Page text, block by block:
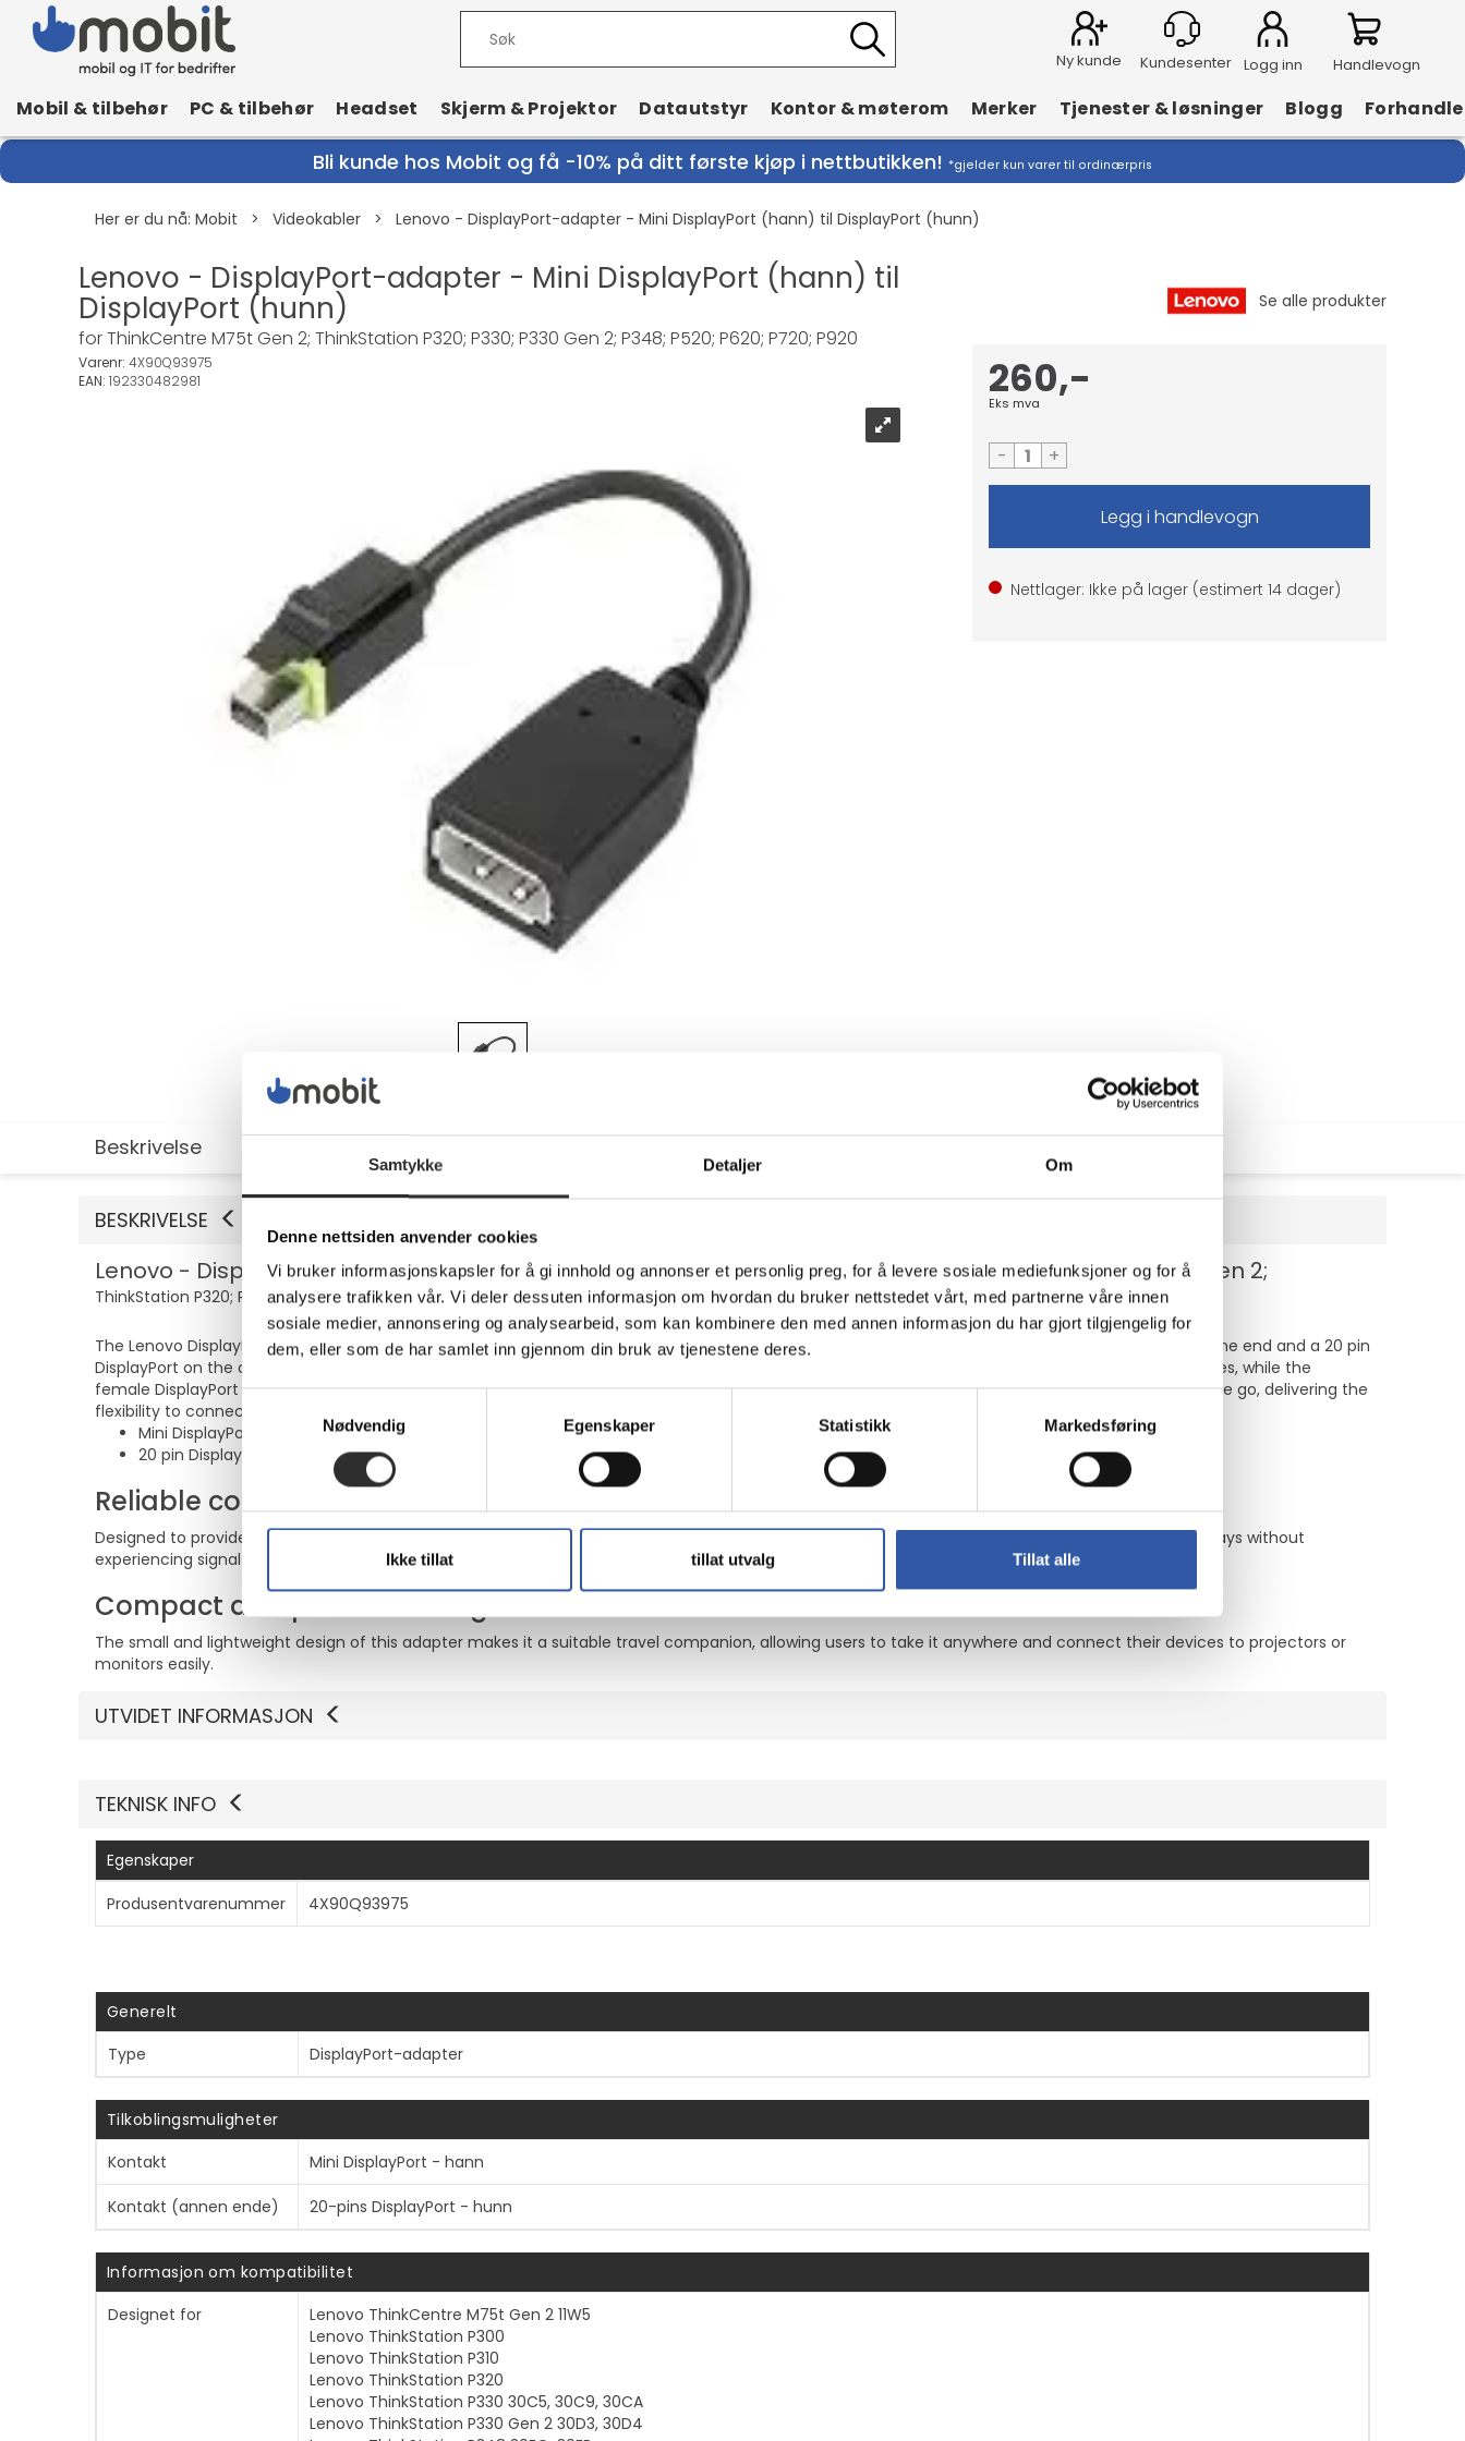
Samtykke Detaljer Om
Denne nettsiden anvender cookies
Vi bruker informasjonskapsler for å gi innhold og annonser et personlig preg, for å levere sosiale mediefunksjoner og for å
analysere trafikken vår. Vi deler dessuten informasjon om hvordan du bruker nettstedet vårt, med partnerne våre innen
sosiale medier, annonsering og analysearbeid, som kan kombinere den med annen informasjon du har gjort tilgjengelig for
dem, eller som de har samlet inn gjennom din bruk av tjenestene deres.
Nødvendig
Egenskaper Statistikk Markedsføring
Ikke tillat tillat utvalg Tillat alle
Ny kunde Logg inn Handlevogn
Mobil & tilbehør PC & tilbehør Headset Skjerm & Projektor Datautstyr Kontor & møterom Merker Tjenester & løsninger Blogg
Bli kunde hos Mobit og få -10% på ditt første kjøp i nettbutikken! *gjelder kun varer til ordinærpris
Her er du nå: Mobit > Videokabler > Lenovo - DisplayPort-adapter - Mini DisplayPort (hann) til DisplayPort (hunn)
Lenovo - DisplayPort-adapter - Mini DisplayPort (hann) til
DisplayPort (hunn)
for ThinkCentre M75t Gen 2; ThinkStation P320; P330; P330 Gen 2; P348; P520; P620; P720; P920
Varenr: 4X90Q93975
EAN: 192330482981 260,-
Eks mva
- +
Nettlager: Ikke på lager (estimert 14 dager)
Beskrivelse
BESKRIVELSE
Lenovo - DisplayPort-adapter - Mini DisplayPort (hann) til DisplayPort (hunn) - for ThinkCentre M75t Gen 2;
ThinkStation P320; P330; P330 Gen 2; P348; P520; P620; P720; P920
The Lenovo DisplayPort adapter provides seamless connectivity between your devices and displays. This accessory features a Mini DisplayPort on one end and a 20 pin
DisplayPort on the other, ensuring reliable signal transfer for all your visual needs. The male Mini DisplayPort connects to laptops and portable devices, while the
female DisplayPort allows for versatile use with various display units. With its compact design, this adapter is suitable for those who are always on the go, delivering the
flexibility to connect to external monitors whenever required.
Mini DisplayPort connects to laptops and portable devices
20 pin DisplayPort offers compatibility with various displays
Reliable connectivity
Designed to provide a strong and stable connection, the Lenovo DisplayPort adapter ensures that users can connect their devices to external displays without
experiencing signal degradation.
Compact and portable design
The small and lightweight design of this adapter makes it a suitable travel companion, allowing users to take it anywhere and connect their devices to projectors or
monitors easily.
Vis mer
UTVIDET INFORMASJON
TEKNISK INFO
Egenskaper
Produsentvarenummer
4X90Q93975
Generelt
Type
DisplayPort-adapter
Tilkoblingsmuligheter
Kontakt
Mini DisplayPort - hann
Kontakt (annen ende) 20-pins DisplayPort - hunn
Informasjon om kompatibilitet
Designet for
Lenovo ThinkCentre M75t Gen 2 11W5
Lenovo ThinkStation P300
Lenovo ThinkStation P310
Lenovo ThinkStation P320
Lenovo ThinkStation P330 30C5, 30C9, 30CA
Lenovo ThinkStation P330 Gen 2 30D3, 30D4